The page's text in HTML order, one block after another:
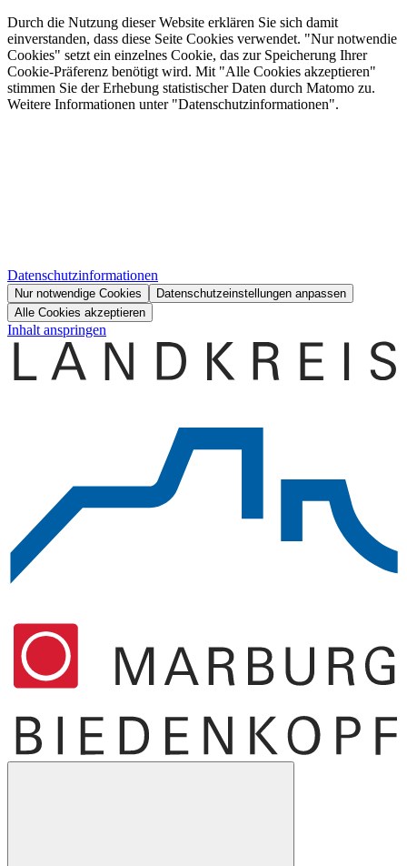
Durch die Nutzung dieser Website erklären Sie sich damit
einverstanden, dass diese Seite Cookies verwendet. "Nur notwendie
Cookies" setzt ein einzelnes Cookie, das zur Speicherung Ihrer
Cookie-Präferenz benötigt wird. Mit "Alle Cookies akzeptieren"
stimmen Sie der Erhebung statistischer Daten durch Matomo zu.
Weitere Informationen unter "Datenschutzinformationen".
Datenschutzinformationen
Nur notwendige Cookies
Datenschutzeinstellungen anpassen
Alle Cookies akzeptieren
Inhalt anspringen